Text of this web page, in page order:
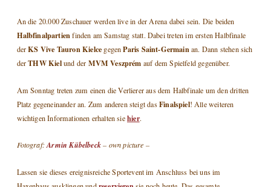
An die 20.000 Zuschauer werden live in der Arena dabei sein. Die beiden
Halbfinalpartienfinden am Samstag statt. Dabei treten im ersten Halbfinale
derKS Vive Tauron Kielce gegenParis Saint-Germainan. Dann stehen sich
derTHW Kielund der MVM Veszprém auf dem Spielfeld gegenüber.
Am Sonntag treten zum einen die Verlierer aus dem Halbfinale um den dritten
Platz gegeneinander an. Zum anderen steigt dasFinalspiel! Alle weiteren
wichtigen Informationen erhalten siehier.
Fotograf:Armin Kübelbeck– own picture –
Lassen sie dieses ereignisreiche Sportevent im Anschluss bei uns im